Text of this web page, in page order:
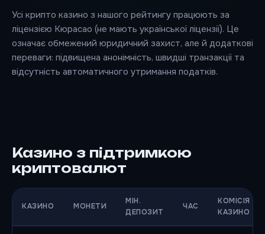
Усі крипто казино з нашого рейтингу працюють за
ліцензією Кюрасао (не мають української ліцензії). Це
означає обмежений юридичний захист, але й додаткові
переваги: підвищена анонімність, швидші транзакції та
відсутність автоматичного утримання податків.
Казино з підтримкою
криптовалют
КАЗИНО МОНЕТИ
МІН.
ДЕПОЗИТ
ЧАС
КОМІСІЯ
КАЗИНО